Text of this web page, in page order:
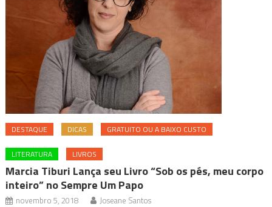
DESTAQUE DICAS GRATUITO OU A BAIXO CUSTO
LITERATURA LIVROS
Marcia Tiburi Lança seu Livro “Sob os pés, meu corpo
inteiro” no Sempre Um Papo
novembro 5, 2018 Joseane Santos